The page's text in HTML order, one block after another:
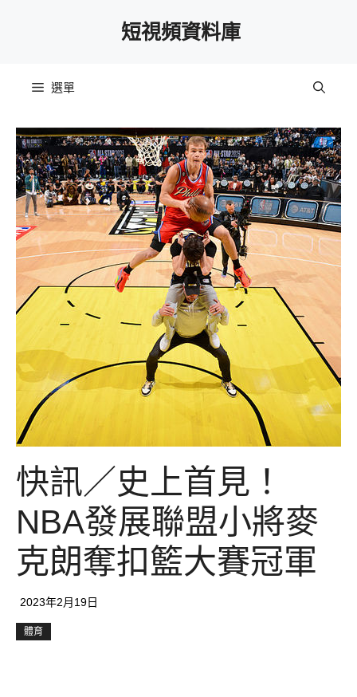
短視頻資料庫
選單
快訊／史上首見！
NBA發展聯盟小將麥
克朗奪扣籃大賽冠軍
2023年2月19日
體育